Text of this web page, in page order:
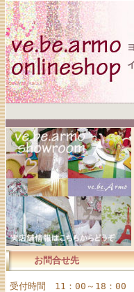
お問合せ先
受付時間 11：00～18：00